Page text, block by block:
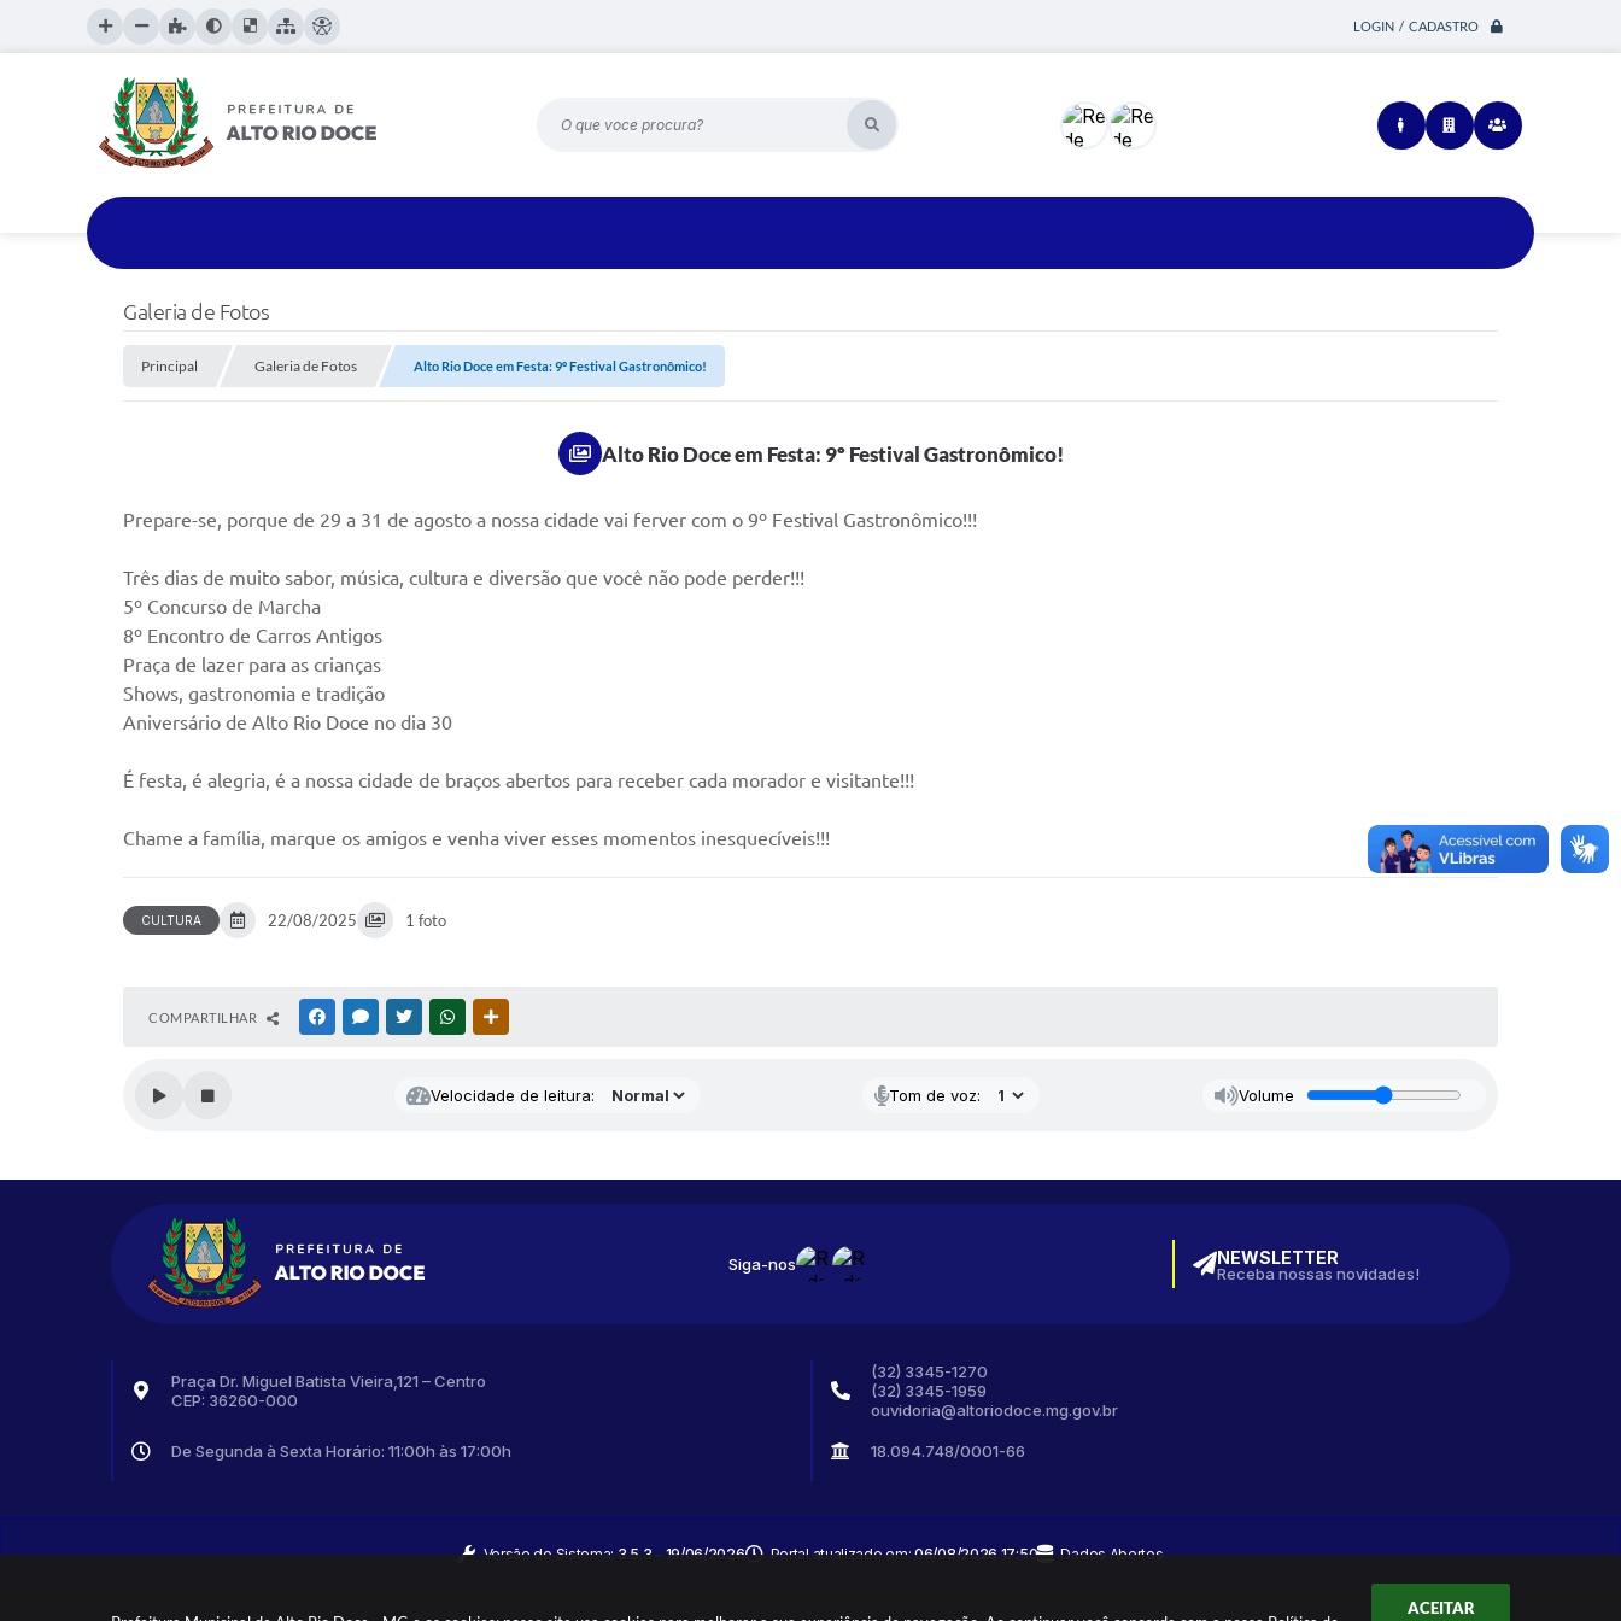
ACEITAR
LOGIN / CADASTRO
O que voce procura?
Galeria de Fotos
Principal Galeria de Fotos Alto Rio Doce em Festa: 9º Festival Gastronômico!
Alto Rio Doce em Festa: 9º Festival Gastronômico!
Prepare-se, porque de 29 a 31 de agosto a nossa cidade vai ferver com o 9º Festival Gastronômico!!!
Três dias de muito sabor, música, cultura e diversão que você não pode perder!!!
5º Concurso de Marcha
8º Encontro de Carros Antigos
Praça de lazer para as crianças
Shows, gastronomia e tradição
Aniversário de Alto Rio Doce no dia 30
É festa, é alegria, é a nossa cidade de braços abertos para receber cada morador e visitante!!!
Chame a família, marque os amigos e venha viver esses momentos inesquecíveis!!!
CULTURA 22/08/2025 1 foto
COMPARTILHAR FACEBOOKMESSENGER
TWITTERWHATSAPP
Velocidade de leitura: Tom de voz: Volume
Praça Dr. Miguel Batista Vieira,121 – Centro
CEP: 36260-000
(32) 3345-1270
(32) 3345-1959
ouvidoria@altoriodoce.mg.gov.br
De Segunda à Sexta Horário: 11:00h às 17:00h 18.094.748/0001-66
Siga-nos NEWSLETTER
Receba nossas novidades!
Versão do Sistema:3.5.3 - 19/06/2026 Portal atualizado em:06/08/2026 17:50 Dados Abertos